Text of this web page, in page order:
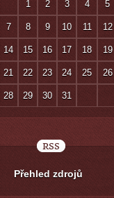
1 2 3 4 5
7 8 9 10 11 12
14 15 16 17 18 19
21 22 23 24 25 26
28 29 30 31
RSS
Přehled zdrojů